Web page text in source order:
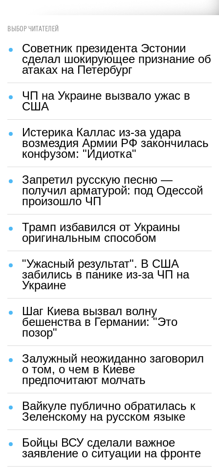
ВЫБОР ЧИТАТЕЛЕЙ
Советник президента Эстонии
сделал шокирующее признание об
атаках на Петербург
ЧП на Украине вызвало ужас в
США
Истерика Каллас из-за удара
возмездия Армии РФ закончилась
конфузом: "Идиотка"
Запретил русскую песню —
получил арматурой: под Одессой
произошло ЧП
Трамп избавился от Украины
оригинальным способом
"Ужасный результат". В США
забились в панике из-за ЧП на
Украине
Шаг Киева вызвал волну
бешенства в Германии: "Это
позор"
Залужный неожиданно заговорил
о том, о чем в Киеве
предпочитают молчать
Вайкуле публично обратилась к
Зеленскому на русском языке
Бойцы ВСУ сделали важное
заявление о ситуации на фронте